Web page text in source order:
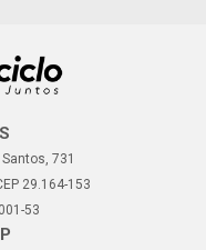
731
29.164-153
53